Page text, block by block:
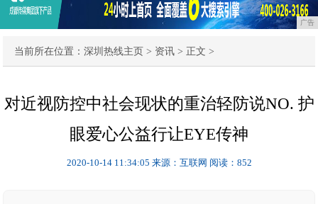
广告
当前所在位置：深圳热线主页 > 资讯 > 正文 >
对近视防控中社会现状的重治轻防说NO. 护
眼爱心公益行让EYE传神
2020-10-14 11:34:05 来源：互联网 阅读：852